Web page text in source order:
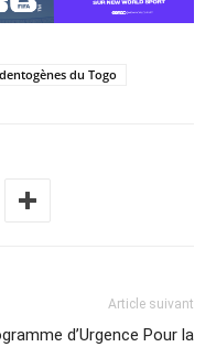
du Togo
Article suivant
d’Urgence Pour la